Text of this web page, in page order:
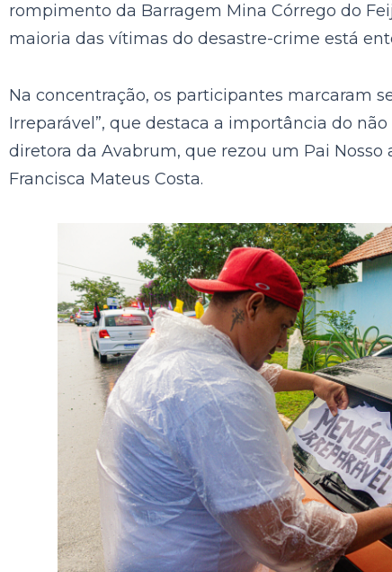
rompimento da Barragem Mina Córrego do
maioria das vítimas do desastre-crime está
Na concentração, os participantes marcaram
Irreparável”, que destaca a importância do
diretora da Avabrum, que rezou um Pai
Francisca Mateus Costa.